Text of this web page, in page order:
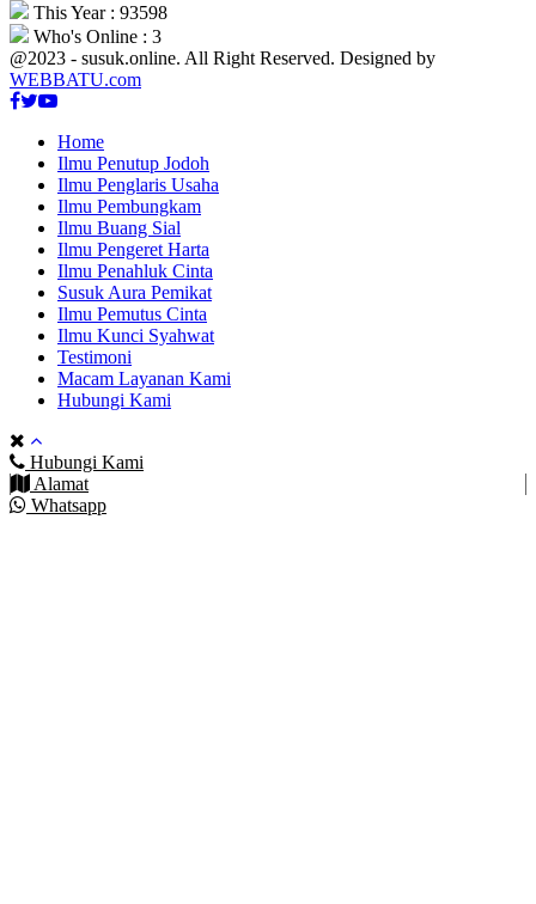
This Year : 93598
Who's Online : 3
@2023 - susuk.online. All Right Reserved. Designed by
WEBBATU.com
Facebook
Twitter
Youtube
Home
Ilmu Penutup Jodoh
Ilmu Penglaris Usaha
Ilmu Pembungkam
Ilmu Buang Sial
Ilmu Pengeret Harta
Ilmu Penahluk Cinta
Susuk Aura Pemikat
Ilmu Pemutus Cinta
Ilmu Kunci Syahwat
Testimoni
Macam Layanan Kami
Hubungi Kami
Hubungi Kami
Alamat
Whatsapp